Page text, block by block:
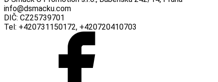
info@dsmacku.com
DIČ: CZ25739701
Tel: +420731150172, +420720410703